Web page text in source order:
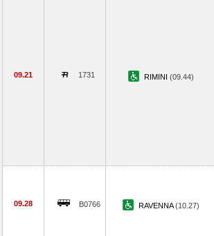
09.21 1731 RIMINI (09.44)
09.28 B0766 RAVENNA(10.27)